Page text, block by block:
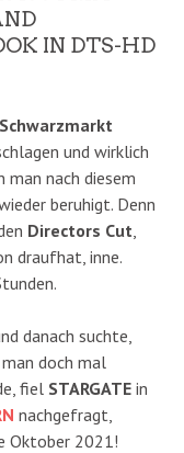
IN DTS-HD
Schwarzmarkt
und wirklich
man nach diesem
beruhigt. Denn
Directors Cut
draufhat, inne.
danach suchte,
doch mal
fiel STARGATE in
nachgefragt,
Oktober 2021!